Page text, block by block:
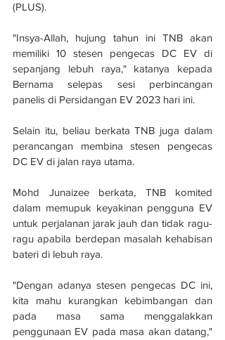
(PLUS).
"Insya-Allah, hujung tahun ini TNB akan
memiliki 10 stesen pengecas DC EV di
sepanjang lebuh raya," katanya kepada
Bernama selepas sesi perbincangan
panelis di Persidangan EV 2023 hari ini.
Selain itu, beliau berkata TNB juga dalam
perancangan membina stesen pengecas
DC EV di jalan raya utama.
Mohd Junaizee berkata, TNB komited
dalam memupuk keyakinan pengguna EV
untuk perjalanan jarak jauh dan tidak ragu-
ragu apabila berdepan masalah kehabisan
bateri di lebuh raya.
"Dengan adanya stesen pengecas DC ini,
kita mahu kurangkan kebimbangan dan
pada masa sama menggalakkan
penggunaan EV pada masa akan datang,"